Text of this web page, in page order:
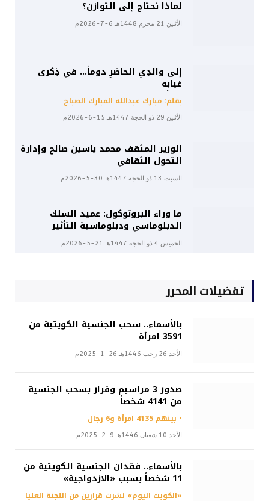
لماذا نحتاج إلى التوازن؟
الأثنين 21 محرم 1448هـ 6-7-2026م
إلى والدِي الحاضرِ دوماً… في ذِكرى
غيابِه
بقلم: مبارك عبدالله المبارك الصباح
الأثنين 29 ذو الحجة 1447هـ 15-6-2026م
الوزير المثقف محمد ياسين صالح وإدارة
التحول الثقافي
السبت 13 ذو الحجة 1447هـ 30-5-2026م
ما وراء البروتوكول: عميد السلك
الدبلوماسي ودبلوماسية التأثير
الخميس 4 ذو الحجة 1447هـ 21-5-2026م
تفضيلات المحرر
بالأسماء.. سحب الجنسية الكويتية من
3591 امرأة
الأحد 26 رجب 1446هـ 26-1-2025م
صدور 3 مراسيم وقرار بسحب الجنسية
من 4141 شخصاً
• بينهم 4135 امرأة و6 رجال
الأحد 10 شعبان 1446هـ 9-2-2025م
بالأسماء.. فقدان الجنسية الكويتية من
11 شخصاً بسبب «الازدواجية»
«الكويت اليوم» نشرت قرارين من اللجنة العليا